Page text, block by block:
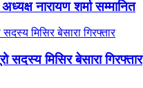
नारायण शर्मा सम्मानित
सदस्य मिसिर बेसारा गिरफ्तार